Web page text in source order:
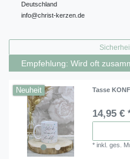
Deutschland
info@christ-kerzen.de
Empfehlung: Wird oft
Neuheit Tasse
14,95 €
*inkl. ges.